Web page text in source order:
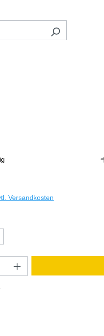
Versandkosten